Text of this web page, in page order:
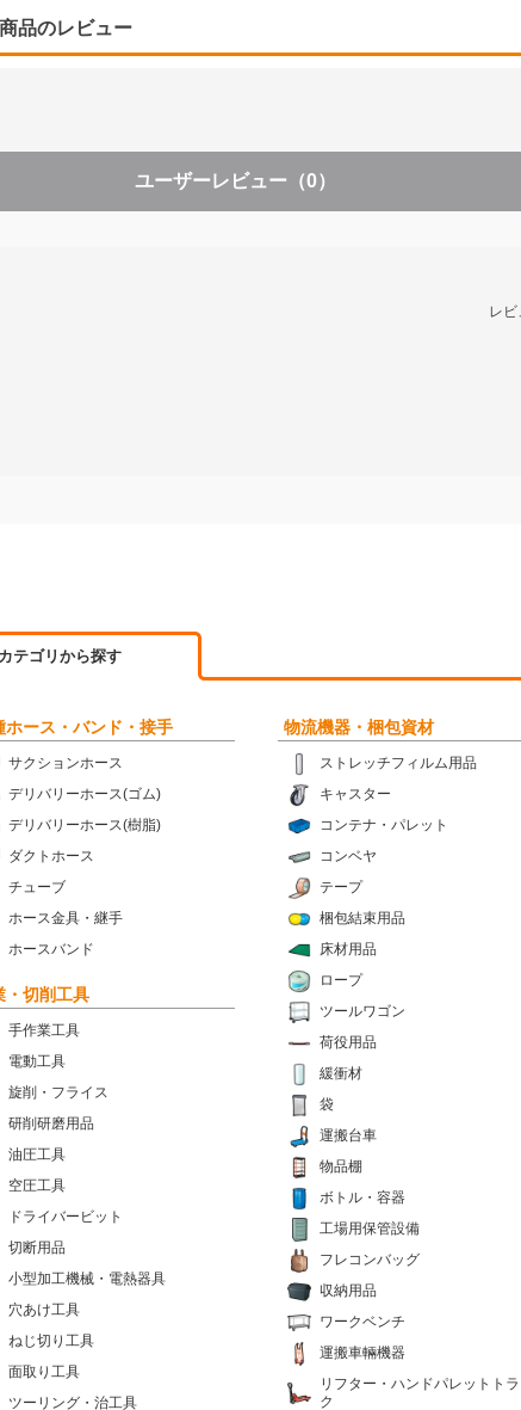
品のレビュー
ユーザーレビュー （0）
レビ
カテゴリから探す
ホース・バンド・接手
サクションホース
デリバリーホース(ゴム)
デリバリーホース(樹脂)
ダクトホース
チューブ
ホース金具・継手
ホースバンド
物流機器・梱包資材
ストレッチフィルム用品
キャスター
コンテナ・パレット
コンベヤ
テープ
梱包結束用品
床材用品
ロープ
ツールワゴン
荷役用品
緩衝材
袋
運搬台車
物品棚
ボトル・容器
工場用保管設備
フレコンバッグ
収納用品
ワークベンチ
運搬車輛機器
リフター・ハンドパレットトラ
ク
・切削工具
手作業工具
電動工具
旋削・フライス
研削研磨用品
油圧工具
空圧工具
ドライバービット
切断用品
小型加工機械・電熱器具
穴あけ工具
ねじ切り工具
面取り工具
ツーリング・治工具